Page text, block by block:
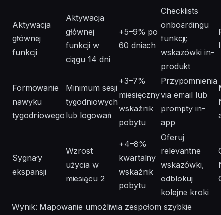
Aktywacja
głównej
funkcji
Aktywacja
głównej
funkcji w
ciągu 14 dni
+5–9% po
60 dniach
Checklists
onboardingu
funkcji;
wskazówki in-
produkt
Formowanie
nawyku
tygodniowego
Minimum sesji
tygodniowych
lub logowań
+3–7%
miesięczny
wskaźnik
pobytu
Przypomnienia
via email lub
prompty in-
app
Sygnały
ekspansji
Wzrost
użycia w
miesiącu 2
+4–8%
kwartalny
wskaźnik
pobytu
Oferuj
relevantne
wskazówki,
odblokuj
kolejne kroki
Wynik: Mapowanie umożliwia zespołom szybkie